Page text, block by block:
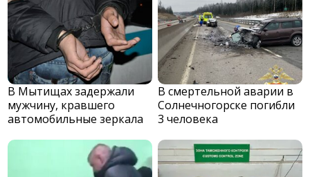
В Мытищах задержали
мужчину, кравшего
автомобильные зеркала
В смертельной аварии в
Солнечногорске погибли
3 человека